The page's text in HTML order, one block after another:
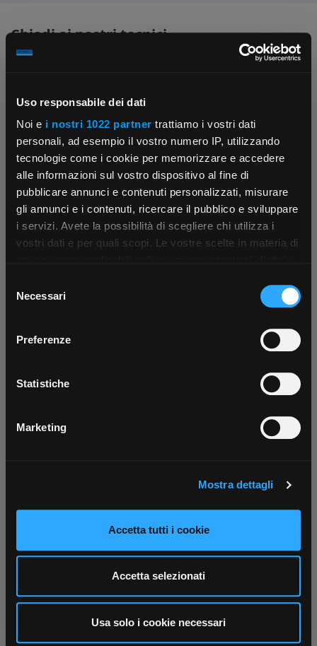
Uso responsabile dei dati
Noi e i nostri 1022 partner trattiamo i vostri dati
personali, ad esempio il vostro numero IP, utilizzando
tecnologie come i cookie per memorizzare e accedere
alle informazioni sul vostro dispositivo al fine di
pubblicare annunci e contenuti personalizzati, misurare
gli annunci e i contenuti, ricercare il pubblico e sviluppare
i servizi. Avete la possibilità di scegliere chi utilizza i
vostri dati e per quali scopi. Le vostre scelte in materia di
modificare o revocare il proprio consenso in qualsiasi
momento dalla Dichiarazione sui cookie o facendo clic
raccogliere informazioni sulla tua posizione
geografica, con un'approssimazione di qualche
Identificare il tuo dispositivo, scansionandolo
Approfondisci come vengono elaborati i tuoi dati personali
dalla Dichiarazione sui cookie.
Utilizziamo i cookie per personalizzare contenuti ed
analizzare il nostro traffico. Condividiamo inoltre
informazioni sul modo in cui utilizza il nostro sito con i
nostri partner che si occupano di analisi dei dati web,
delNecessari
Preferenze
Statistiche
Marketing
Mostra dettagli
Accetta tutti i cookie
Accetta selezionati
Usa solo i cookie necessari
×
App Rexel Italia
tutti i servizi ovunque tu sia!
Scarica ora
Chiedi ai nostri tecnici
Contattaci
Parla con il customer care dedicato
Fissa una consulenza
Ti affiancheremo passo dopo passo
Parla con il tuo customer care
Negozi di materiale elettrico vicino a